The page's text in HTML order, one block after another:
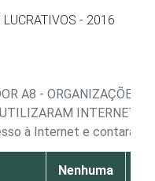
- 2016
A8 - ORGANIZAÇÕES
INTERNET
à Internet e contaram
Nenhuma